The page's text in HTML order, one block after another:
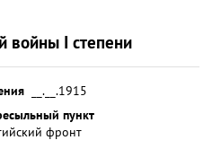
войны I степени
__.__.1915
пункт
фронт